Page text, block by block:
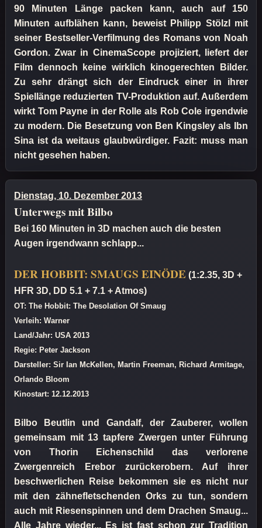
90 Minuten Länge packen kann, auch auf 150
Minuten aufblähen kann, beweist Philipp Stölzl mit
seiner Bestseller-Verfilmung des Romans von Noah
Gordon. Zwar in CinemaScope projiziert, liefert der
Film dennoch keine wirklich kinogerechten Bilder.
Zu sehr drängt sich der Eindruck einer in ihrer
Spiellänge reduzierten TV-Produktion auf. Außerdem
wirkt Tom Payne in der Rolle als Rob Cole irgendwie
zu modern. Die Besetzung von Ben Kingsley als Ibn
Sina ist da weitaus glaubwürdiger. Fazit: muss man
nicht gesehen haben.
Dienstag, 10. Dezember 2013
Unterwegs mit Bilbo
Bei 160 Minuten in 3D machen auch die besten
Augen irgendwann schlapp...
DER HOBBIT: SMAUGS EINÖDE (1:2.35, 3D +
HFR 3D, DD 5.1 + 7.1 + Atmos)
OT: The Hobbit: The Desolation Of Smaug
Verleih: Warner
Land/Jahr: USA 2013
Regie: Peter Jackson
Darsteller: Sir Ian McKellen, Martin Freeman, Richard Armitage,
Orlando Bloom
Kinostart: 12.12.2013
Bilbo Beutlin und Gandalf, der Zauberer, wollen
gemeinsam mit 13 tapfere Zwergen unter Führung
von Thorin Eichenschild das verlorene
Zwergenreich Erebor zurückerobern. Auf ihrer
beschwerlichen Reise bekommen sie es nicht nur
mit den zähnefletschenden Orks zu tun, sondern
auch mit Riesenspinnen und dem Drachen Smaug...
Alle Jahre wieder... Es ist fast schon zur Tradition